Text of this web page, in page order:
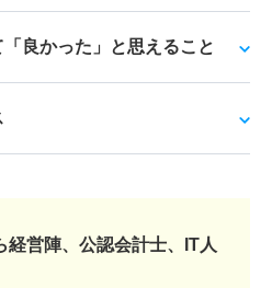
良かった」と思えること
経営陣、公認会計士、IT人